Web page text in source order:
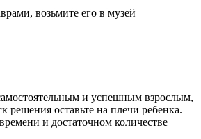
возьмите его в музей
и успешным взрослым,
оставьте на плечи ребенка.
и достаточном количестве